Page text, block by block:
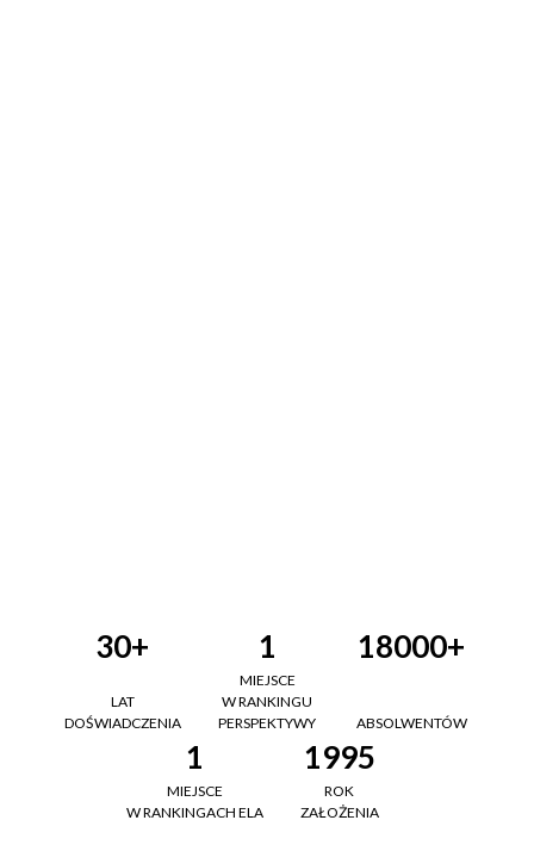
30+
LAT
DOŚWIADCZENIA
1
MIEJSCE
W RANKINGU
PERSPEKTYWY
18000+
ABSOLWENTÓW
1
MIEJSCE
W RANKINGACH ELA
1995
ROK
ZAŁOŻENIA